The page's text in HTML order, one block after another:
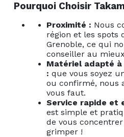
Pourquoi Choisir
Proximité : Nous
région et les spots
Grenoble, ce qui
conseiller au
Matériel adapté
: que vous soyez
ou confirmé, nous
vous faut.
Service rapide et
est simple et
de vous
grimper !